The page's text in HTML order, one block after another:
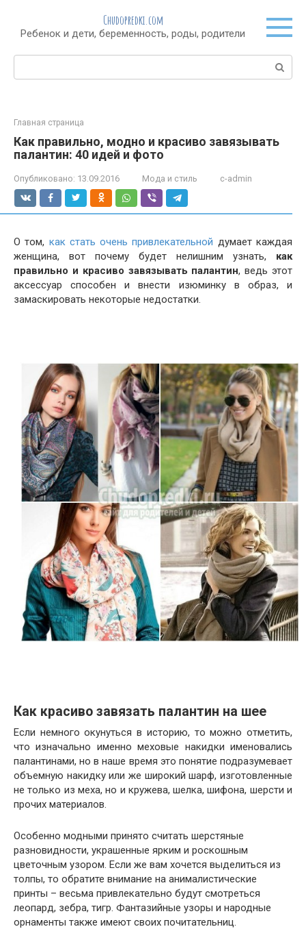
контенту
Chudopredki.com
Ребенок и дети, беременность, роды, родители
Поиск:
Главная страница
Как правильно, модно и красиво завязывать
палантин: 40 идей и фото
Опубликовано: 13.09.2016 Мода и стиль c-admin
О том, как стать очень привлекательной думает каждая
женщина, вот почему будет нелишним узнать, как
правильно и красиво завязывать палантин, ведь этот
аксессуар способен и внести изюминку в образ, и
замаскировать некоторые недостатки.
Как красиво завязать палантин на шее
Если немного окунуться в историю, то можно отметить,
что изначально именно меховые накидки именовались
палантинами, но в наше время это понятие подразумевает
объемную накидку или же широкий шарф, изготовленные
не только из меха, но и кружева, шелка, шифона, шерсти и
прочих материалов.
Особенно модными принято считать шерстяные
разновидности, украшенные ярким и роскошным
цветочным узором. Если же вам хочется выделиться из
толпы, то обратите внимание на анималистические
принты – весьма привлекательно будут смотреться
леопард, зебра, тигр. Фантазийные узоры и народные
орнаменты также имеют своих почитательниц.